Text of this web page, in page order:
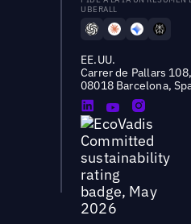
UBERALL
EE.UU.
Carrer de Pallars 108,
08018 Barcelona,